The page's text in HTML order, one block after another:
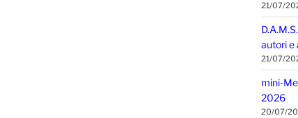
21/07/
autori e
21/07/
mini-
2026
20/07/